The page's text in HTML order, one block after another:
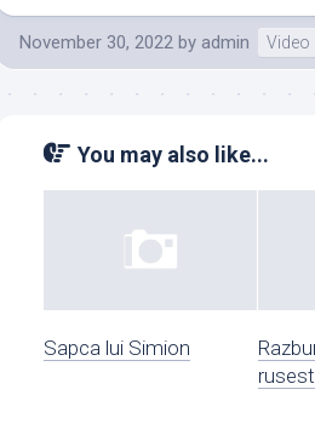
November 30, 2022 by admin Video
You may also like...
Sapca lui Simion